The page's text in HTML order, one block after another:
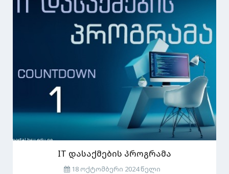
IT დასაქმების პროგრამა
18 ოქტომბერი 2024 წელი